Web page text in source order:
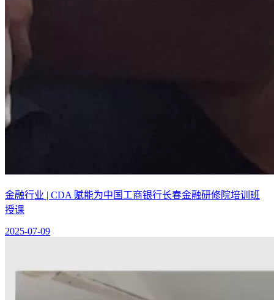
金融行业 | CDA 赋能为中国工商银行长春金融研修院培训班
授课
2025-07-09